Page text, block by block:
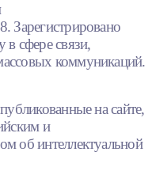
сфере связи,
коммуникаций.
на сайте,
и
об интеллектуальной